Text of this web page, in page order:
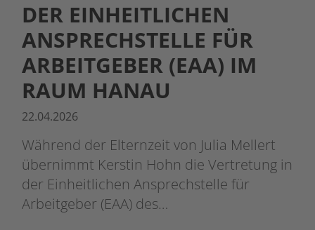
DER EINHEITLICHEN
ANSPRECHSTELLE FÜR
ARBEITGEBER (EAA) IM
RAUM HANAU
22.04.2026
Während der Elternzeit von Julia Mellert
übernimmt Kerstin Hohn die Vertretung in
der Einheitlichen Ansprechstelle für
Arbeitgeber (EAA) des…